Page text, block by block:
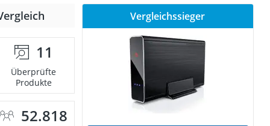
11
Überprüfte
Produkte
52.818
Vergleichssieger